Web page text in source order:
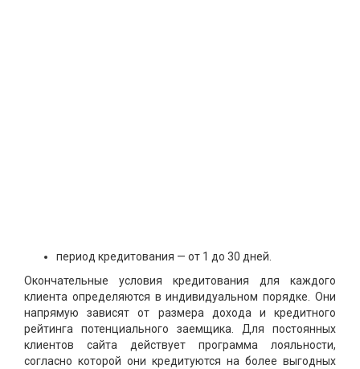
период кредитования — от 1 до 30 дней.
Окончательные условия кредитования для каждого
клиента определяются в индивидуальном порядке. Они
напрямую зависят от размера дохода и кредитного
рейтинга потенциального заемщика. Для постоянных
клиентов сайта действует программа лояльности,
согласно которой они кредитуются на более выгодных